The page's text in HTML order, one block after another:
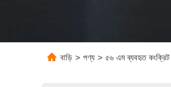
বাড়ি > পণ্য > ৫৬ এম ব্যবহৃত কংক্রিট